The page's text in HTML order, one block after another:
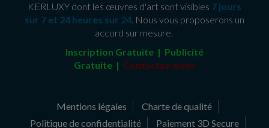
KERLUXY dont les œuvres d'art sont visibles 7 jours
sur 7 et 24 heures sur 24. Nous vous proposerons un
accord sur mesure.
Inscription Gratuite | Publicité
Gratuite | Contactez-nous
Mentions légales
Charte de qualité
Politique de confidentialité
Paiement 3D Secure